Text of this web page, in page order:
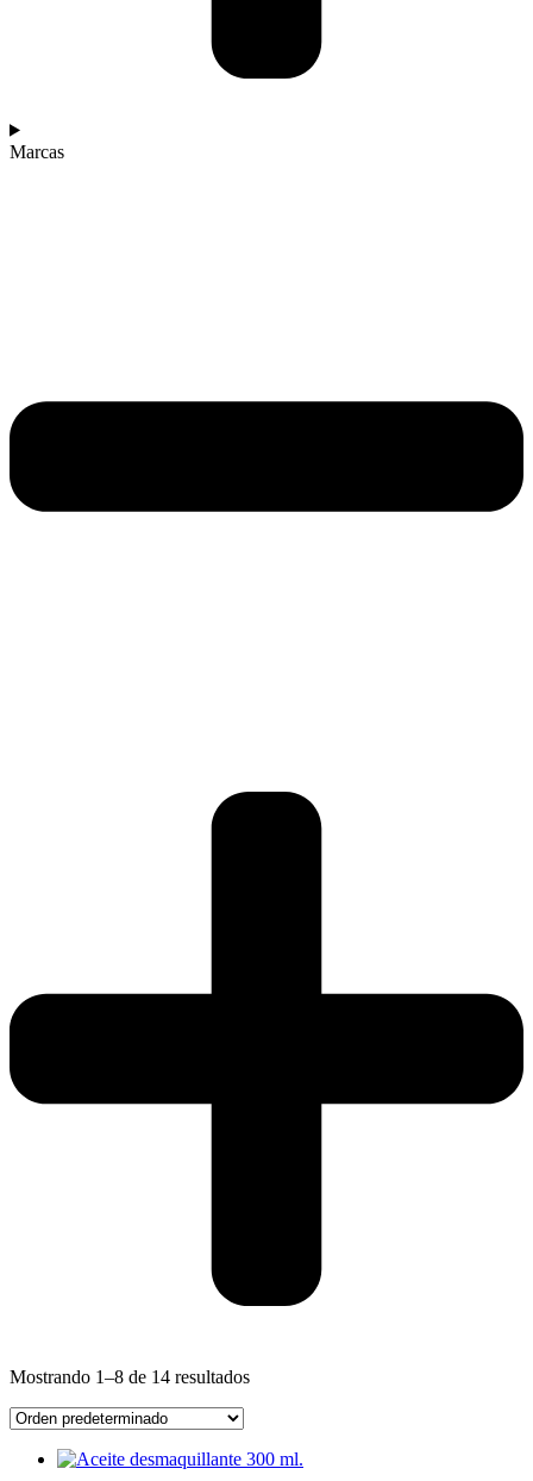
Marcas
Mostrando 1–8 de 14 resultados